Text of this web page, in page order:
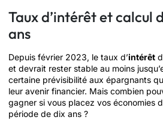
Taux d’intérêt et calcul
ans
Depuis février 2023, le taux d’intérêt
et devrait rester stable au moins
certaine prévisibilité aux épargnants
leur avenir financier. Mais combien
gagner si vous placez vos économies
période de dix ans ?